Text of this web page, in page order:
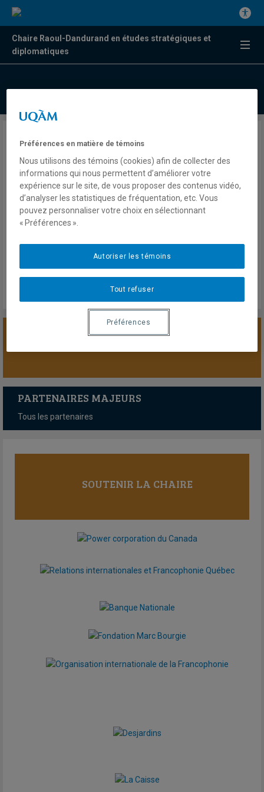
Chaire Raoul-Dandurand en études stratégiques et
diplomatiques
Trump veut nationaliser les
élections américaines
Valérie Beaudoin
Radio
107,7 Estrie
Mardi 3 février 2026
PARTENAIRES MAJEURS
Tous les partenaires
SOUTENIR LA CHAIRE
Préférences en matière de témoins
Nous utilisons des témoins (cookies) afin de collecter des
informations qui nous permettent d’améliorer votre
expérience sur le site, de vous proposer des contenus vidéo,
d’analyser les statistiques de fréquentation, etc. Vous
pouvez personnaliser votre choix en sélectionnant
« Préférences ».
Tout refuser
Autoriser les témoins
Préférences